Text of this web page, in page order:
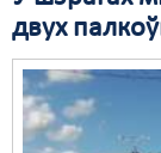
двух